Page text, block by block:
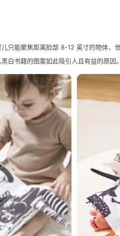
只能聚焦距离脸部 8-12 英寸的物体，
书籍的图案如此吸引人且有益的原因。